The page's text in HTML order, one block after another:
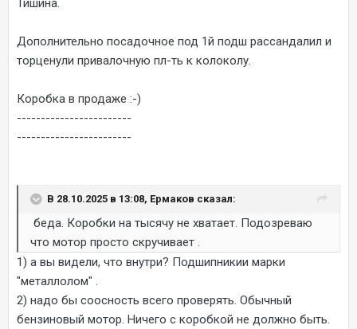
Дополнительно посадочное под 1й подш рассандалил и
торценули привалочную пл-ть к колоколу.
Коробка в продаже :-)
------------------------
------------------------
В 28.10.2025 в 13:08, Ермаков сказал:
беда. Коробки на тысячу не хватает. Подозреваю
что мотор просто скручивает .
1) а вы видели, что внутри? Подшипникии марки
"металлолом" .
2) надо бы соосность всего проверять. Обычный
бензиновый мотор. Ничего с коробкой не должно быть.